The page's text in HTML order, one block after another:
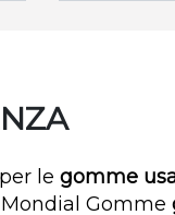
legomme
Mondial Gomme